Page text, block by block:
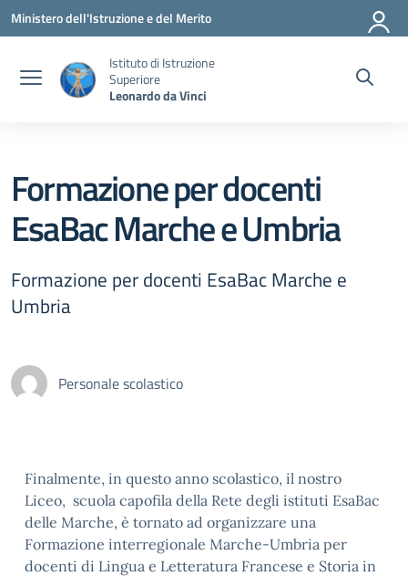
Vai ai contenuti
Vai al menu di navigazione
Vai al footer
Ministero dell'Istruzione e del Merito
Istituto di Istruzione
Superiore
Leonardo da Vinci
Formazione per docenti
EsaBac Marche e Umbria
Formazione per docenti EsaBac Marche e
Umbria
Personale scolastico
Finalmente, in questo anno scolastico, il nostro
Liceo, scuola capofila della Rete degli istituti EsaBac
delle Marche, è tornato ad organizzare una
Formazione interregionale Marche-Umbria per
docenti di Lingua e Letteratura Francese e Storia in